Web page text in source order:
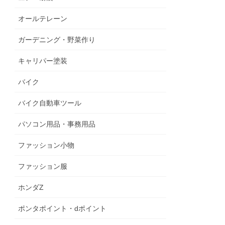
オールテレーン
ガーデニング・野菜作り
キャリパー塗装
バイク
バイク自動車ツール
パソコン用品・事務用品
ファッション小物
ファッション服
ホンダZ
ポンタポイント・dポイント